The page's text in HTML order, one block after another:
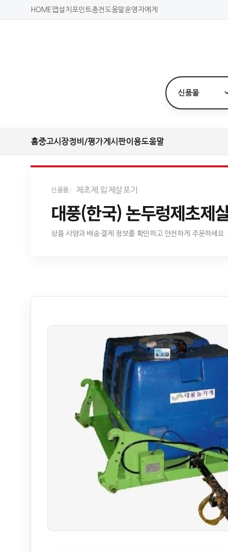
HOME 앱설치 포인트충전도움말운영자에게
홈중고시장정비/평가게시판이용도움말
신품몰 제초제.입제살포기
대풍(한국) 논두렁제초제
상품 사양과 배송·결제 정보를 확인하고 안전하게 주문하세요.